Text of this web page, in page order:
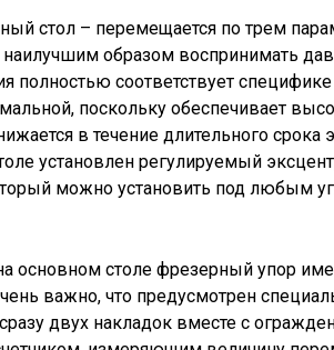
стол – перемещается по трем
наилучшим образом воспринимать
полностью соответствует
поскольку обеспечивает
в течение длительного срока
установлен регулируемый
можно установить под любым
основном столе фрезерный упор
важно, что предусмотрен
двух накладок вместе с